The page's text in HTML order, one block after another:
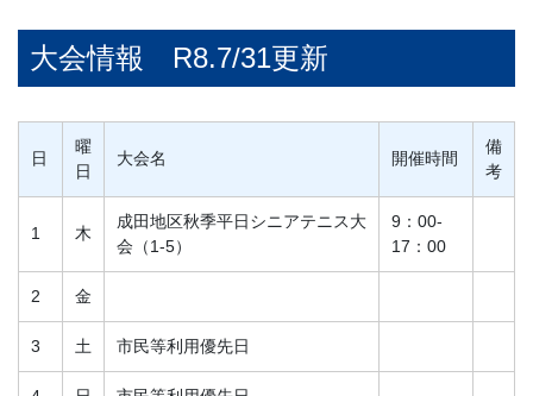
大会情報 R8.7/31更新
日
曜
日
大会名 開催時間
備
考
1 木
成田地区秋季平日シニアテニス大
会（1-5）
9：00-
17：00
2 金
3 土 市民等利用優先日